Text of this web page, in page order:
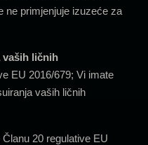
ne primjenjuje izuzeće za
vaših ličnih
EU 2016/679; Vi imate
vaših ličnih
Članu 20 regulative EU